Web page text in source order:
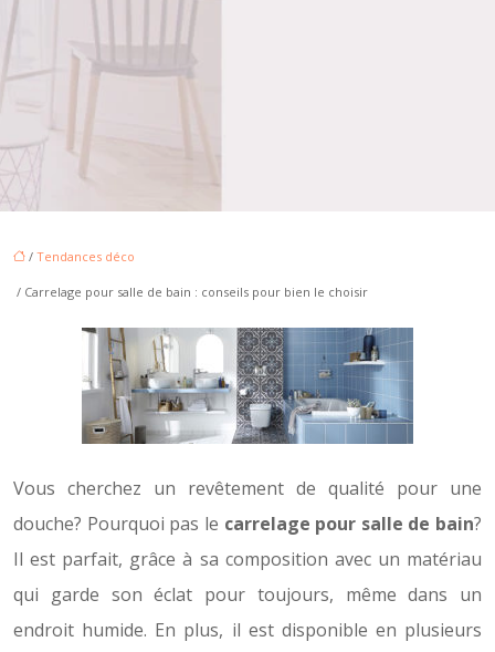
/ Tendances déco
/ Carrelage pour salle de bain : conseils pour bien le choisir
Vous cherchez un revêtement de qualité pour une
douche? Pourquoi pas le carrelage pour salle de bain?
Il est parfait, grâce à sa composition avec un matériau
qui garde son éclat pour toujours, même dans un
endroit humide. En plus, il est disponible en plusieurs